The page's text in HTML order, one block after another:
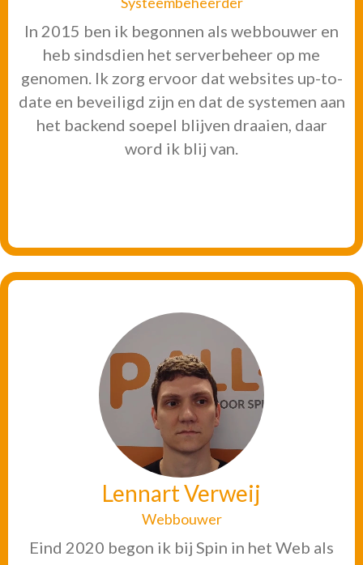
In 2015 ben ik begonnen als webbouwer en
heb sindsdien het serverbeheer op me
genomen. Ik zorg ervoor dat websites up-to-
date en beveiligd zijn en dat de systemen aan
het backend soepel blijven draaien, daar
word ik blij van.
Lennart Verweij
Webbouwer
Eind 2020 begon ik bij Spin in het Web als